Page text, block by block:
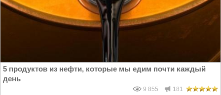
5 продуктов из нефти, которые мы едим почти каждый
день
9 855 181